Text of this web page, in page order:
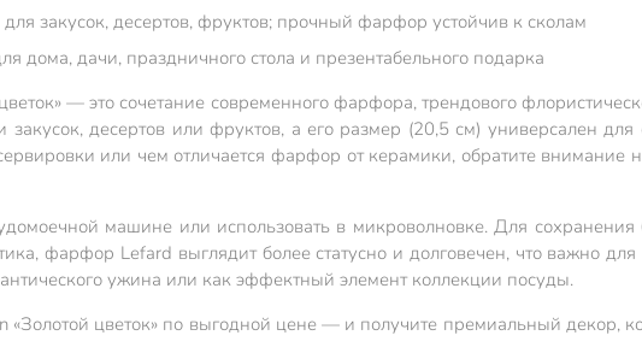
закусок, десертов, фруктов; прочный фарфор устойчив к сколам
дома, дачи, праздничного стола и презентабельного подарка
— это сочетание современного фарфора, трендового
десертов или фруктов, а его размер (20,5 см) универсален
или чем отличается фарфор от керамики, обратите
машине или использовать в микроволновке. Для
фарфор Lefard выглядит более статусно и долговечен, что важно
ужина или как эффектный элемент коллекции посуды.
цветок» по выгодной цене — и получите премиальный декор,